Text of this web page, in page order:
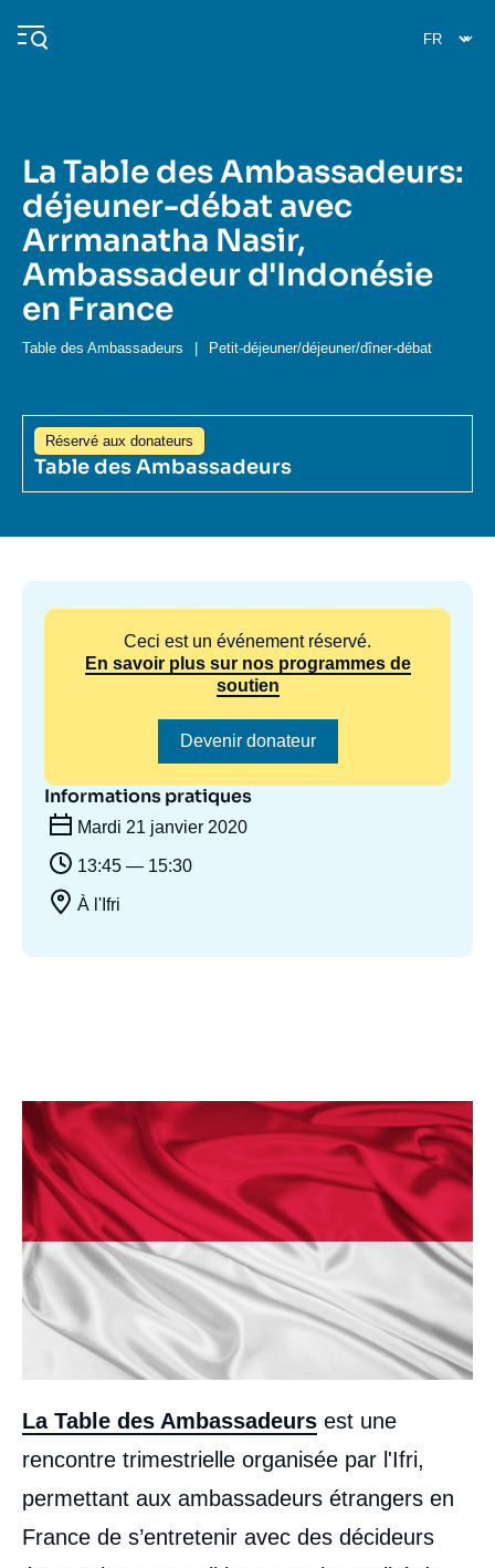
au
contenu
Navigation
principale
L'Ifri
Analyses
À propos de l'Ifri Recherches fréquentes
La Table des Ambassadeurs:
déjeuner-débat avec
Arrmanatha Nasir,
Ambassadeur d'Indonésie
en France
Table des Ambassadeurs Petit-déjeuner/déjeuner/dîner-débat
Réservé aux donateurs
Table des Ambassadeurs
Image
Informations pratiques
Mardi 21 janvier 2020
13:45 — 15:30
À l'Ifri
Ceci est un événement réservé.
En savoir plus sur nos programmes de
soutien
Devenir donateur
Image
La Table des Ambassadeurs est une
rencontre trimestrielle organisée par l'Ifri,
permettant aux ambassadeurs étrangers en
France de s’entretenir avec des décideurs